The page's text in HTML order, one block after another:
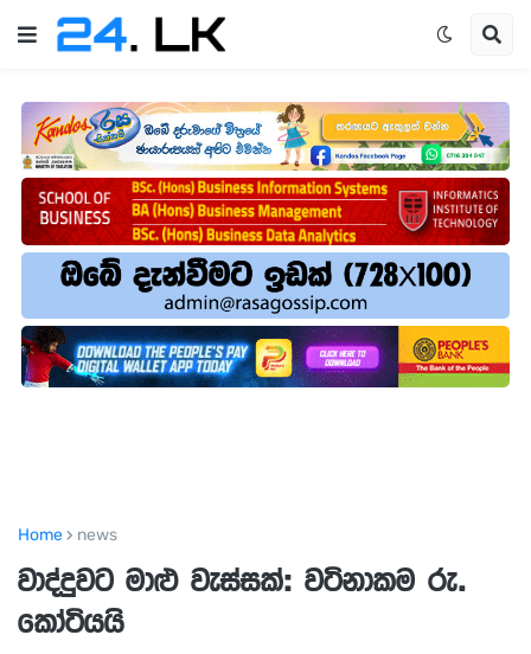
Home news
වාද්දුවට මාළු වැස්සක්: වටිනාකම රු.
කෝටියයි